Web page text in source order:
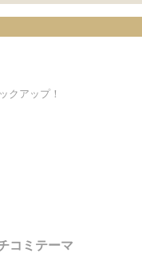
クアップ！
コミテーマ